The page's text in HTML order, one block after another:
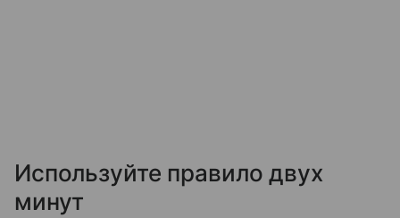
Используйте правило двух
минут